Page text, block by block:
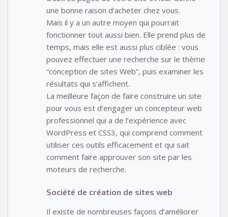
une bonne raison d’acheter chez vous.
Mais il y a un autre moyen qui pourrait
fonctionner tout aussi bien. Elle prend plus de
temps, mais elle est aussi plus ciblée : vous
pouvez effectuer une recherche sur le thème
“conception de sites Web”, puis examiner les
résultats qui s’affichent.
La meilleure façon de faire construire un site
pour vous est d’engager un concepteur web
professionnel qui a de l’expérience avec
WordPress et CSS3, qui comprend comment
utiliser ces outils efficacement et qui sait
comment faire approuver son site par les
moteurs de recherche.
Société de création de sites web
Il existe de nombreuses façons d’améliorer